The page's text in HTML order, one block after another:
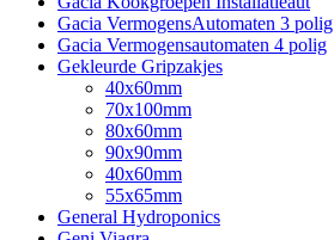
Gacia VermogensAutomaten 3 polig
Gacia Vermogensautomaten 4 polig
Gekleurde Gripzakjes
40x60mm
70x100mm
80x60mm
90x90mm
40x60mm
55x65mm
General Hydroponics